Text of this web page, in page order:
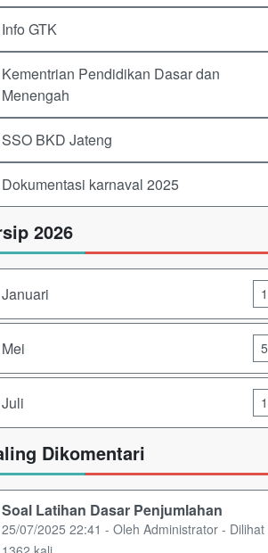
Info GTK
Kementrian Pendidikan Dasar dan
Menengah
SSO BKD Jateng
Dokumentasi karnaval 2025
2026
Januari 1
Mei 5
Juli 1
Dikomentari
Soal Latihan Dasar Penjumlahan
25/07/2025 22:41 - Oleh Administrator - Dilihat